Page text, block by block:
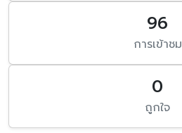
96
การเข้าชม
0
ถูกใจ